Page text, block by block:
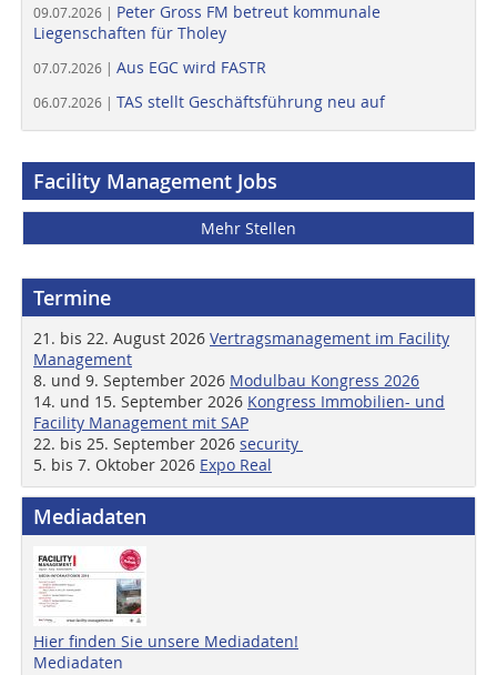
09.07.2026 | Peter Gross FM betreut kommunale
Liegenschaften für Tholey
07.07.2026 | Aus EGC wird FASTR
06.07.2026 | TAS stellt Geschäftsführung neu auf
Facility Management Jobs
Mehr Stellen
Termine
21. bis 22. August 2026 Vertragsmanagement im Facility
Management
8. und 9. September 2026 Modulbau Kongress 2026
14. und 15. September 2026 Kongress Immobilien- und
Facility Management mit SAP
22. bis 25. September 2026 security
5. bis 7. Oktober 2026 Expo Real
Mediadaten
Hier finden Sie unsere Mediadaten!
Mediadaten